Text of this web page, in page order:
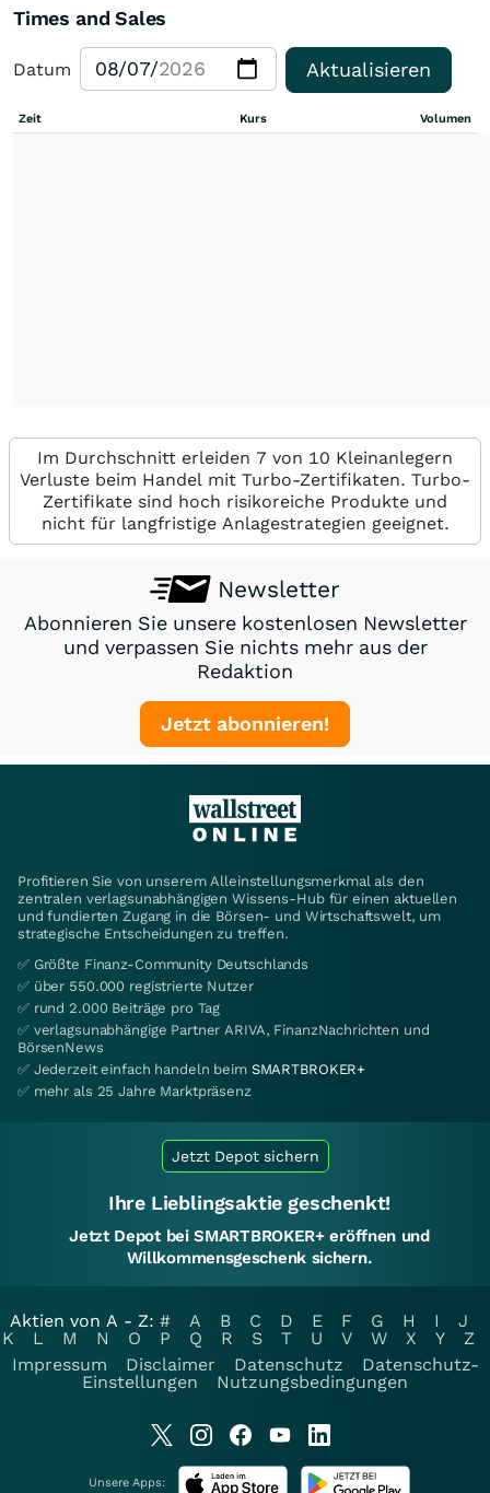
Times and Sales
Datum Aktualisieren
Zeit Kurs Volumen
Im Durchschnitt erleiden 7 von 10 Kleinanlegern
Verluste beim Handel mit Turbo-Zertifikaten. Turbo-
Zertifikate sind hoch risikoreiche Produkte und
nicht für langfristige Anlagestrategien geeignet.
Newsletter
Abonnieren Sie unsere kostenlosen Newsletter
und verpassen Sie nichts mehr aus der
Redaktion
Jetzt abonnieren!
Profitieren Sie von unserem Alleinstellungsmerkmal als den
zentralen verlagsunabhängigen Wissens-Hub für einen aktuellen
und fundierten Zugang in die Börsen- und Wirtschaftswelt, um
strategische Entscheidungen zu treffen.
✅ Größte Finanz-Community Deutschlands
✅ über 550.000 registrierte Nutzer
✅ rund 2.000 Beiträge pro Tag
✅ verlagsunabhängige Partner ARIVA, FinanzNachrichten und
BörsenNews
✅ Jederzeit einfach handeln beim SMARTBROKER+
✅ mehr als 25 Jahre Marktpräsenz
Jetzt Depot sichern
Ihre Lieblingsaktie geschenkt!
Jetzt Depot bei SMARTBROKER+ eröffnen und
Willkommensgeschenk sichern.
Aktien von A - Z: # A B C D E F G H I
J
K
L M N O P Q R S T U V W X Y
Z
Impressum
Disclaimer Datenschutz
Datenschutz-
Einstellungen
Nutzungsbedingungen
Unsere Apps: